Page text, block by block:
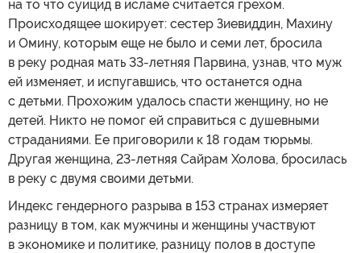
на то что суицид в исламе считается грехом.
Происходящее шокирует: сестер Зиевиддин, Махину
и Омину, которым еще не было и семи лет, бросила
в реку родная мать 33-летняя Парвина, узнав, что муж
ей изменяет, и испугавшись, что останется одна
с детьми. Прохожим удалось спасти женщину, но не
детей. Никто не помог ей справиться с душевными
страданиями. Ее приговорили к 18 годам тюрьмы.
Другая женщина, 23-летняя Сайрам Холова, бросилась
в реку с двумя своими детьми.
Индекс гендерного разрыва в 153 странах измеряет
разницу в том, как мужчины и женщины участвуют
в экономике и политике, разницу полов в доступе